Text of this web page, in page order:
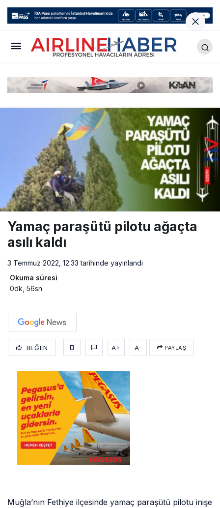
Yamaç paraşütü pilotu ağaçta
asılı kaldı
3 Temmuz 2022, 12:33 tarihinde yayınlandı
Okuma süresi
0dk, 56sn
BEĞEN A+ A- PAYLAŞ
Muğla’nın Fethiye ilçesinde yamaç paraşütü pilotu inişe